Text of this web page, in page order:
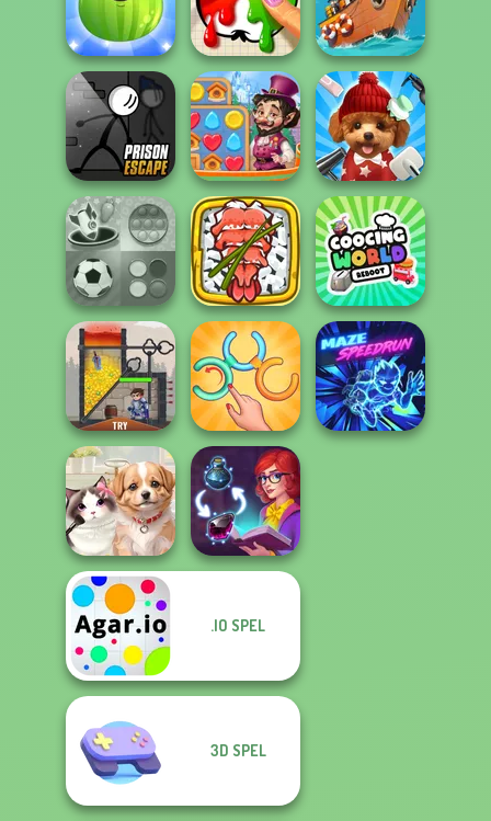
Rachel Holmes Stack
Cameraman vs
Toilets Puzzle
Put The Fruit
Together
Paint It Clean the Ocean
Prison Escape
Online
Vega Mix: Fairy
Town
Pet Salon 2
Mind Games for
2-3-4 Player
Giant Sushi:
Merge Master
Game
Cooking World
Reborn
Rescue Hero
Untangle Rings
Master
Pet Salon
.IO SPEL
3D SPEL